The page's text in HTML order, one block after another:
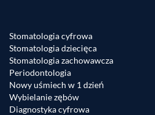
Stomatologia cyfrowa
Stomatologia dziecięca
Stomatologia zachowawcza
Periodontologia
Nowy uśmiech w 1 dzień
Wybielanie zębów
Diagnostyka cyfrowa